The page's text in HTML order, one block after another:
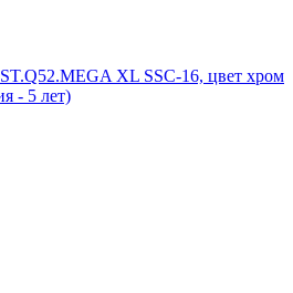
XL SSC-16, цвет хром
- 5 лет)